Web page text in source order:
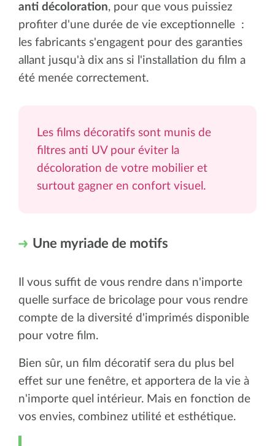
anti décoloration, pour que vous puissiez
profiter d'une durée de vie exceptionnelle :
les fabricants s'engagent pour des garanties
allant jusqu'à dix ans si l'installation du film a
été menée correctement.
Les films décoratifs sont munis de
filtres anti UV pour éviter la
décoloration de votre mobilier et
surtout gagner en confort visuel.
Une myriade de motifs
Il vous suffit de vous rendre dans n'importe
quelle surface de bricolage pour vous rendre
compte de la diversité d'imprimés disponible
pour votre film.
Bien sûr, un film décoratif sera du plus bel
effet sur une fenêtre, et apportera de la vie à
n'importe quel intérieur. Mais en fonction de
vos envies, combinez utilité et esthétique.